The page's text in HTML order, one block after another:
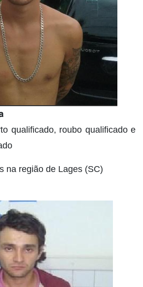
qualificado, roubo qualificado e
na região de Lages (SC)